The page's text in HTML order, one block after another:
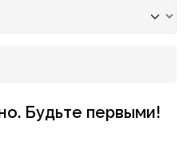
Будьте первыми!